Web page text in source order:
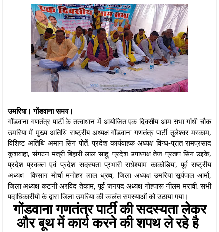
उमरिया। गोंडवाना समय।
गोंडवाना गणतंत्र पार्टी के तत्वाधान में आयोजित एक दिवसीय आम सभा गांधी चौक
उमरिया में मुख्य अतिथि राष्ट्रीय अध्यक्ष गोंडवाना गणतंत्र पार्टी तुलेश्वर मरकाम,
विशिष्ट अतिथि अमान सिंग पोर्ते, प्रदेश कार्यवाहक अध्यक्ष विन्ध-प्रांत रामप्रसाद
कुशवाहा, संगठन मंत्री बिहारी लाल साहू, प्रदेश उपाध्यक्ष तेज प्रताप सिंग उइके,
प्रदेश प्रवक्ता एवं प्रदेश सदस्यता प्रभारी राधेश्याम काकोड़िया, पूर्व राष्ट्रीय
अध्यक्ष किसान मोर्चा मनोहर लाल ध्रुव, जिला अध्यक्ष उमरिया सूर्यपाल आर्मो,
जिला अध्यक्ष कटनी अरविंद तेकाम, पूर्व जनपद अध्यक्ष गोहपारू नीलम मरावी, सभी
पदाधिकारीयो के द्वारा जिला उमरिया की ज्वलंत समस्याओं को उठाया गया।
गोंडवाना गणतंत्र पार्टी की सदस्यता लेकर
और बूथ में कार्य करने की शपथ ले रहे है